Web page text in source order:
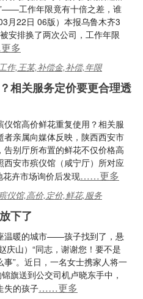
工作年限竟有十倍之差，谁
月22日 06版）本报乌鲁木齐3
安排换了两次公司，工作年限
多
作,王某,补偿金,补偿,年限
相关服务定价要更合理透
馆高价鲜花重复使用？相关服
亲属向媒体反映，陕西西安市
别厅所布置的鲜花不仅价格高
安市殡仪馆（咸宁厅）所对应
卉市场询价后发现……更多
仪馆,高价,定价,鲜花,服务
下了
温暖的城市——孩子找到了，悬
庆山）“同志，谢谢您！要不是
”。近日，一名女士携家人将一
旗送到公交司机卢晓东手中，
失的孩子……更多